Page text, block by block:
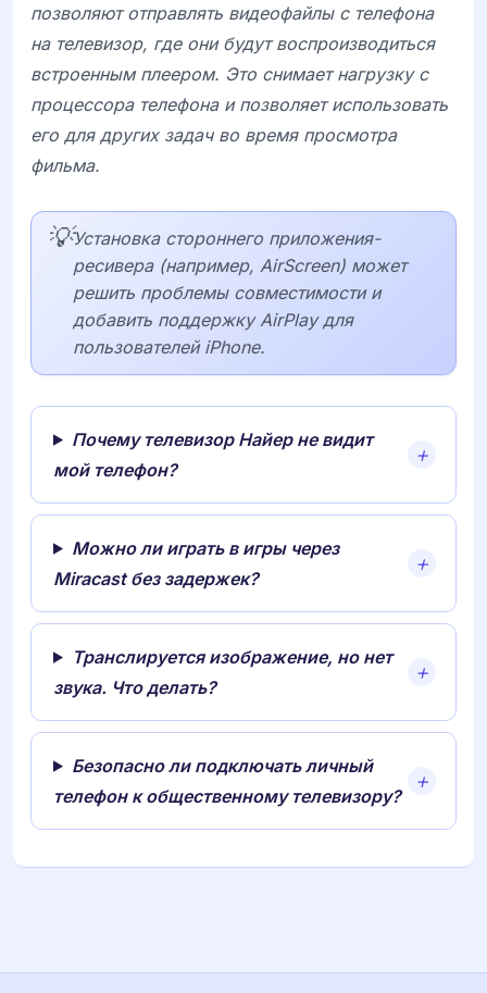
позволяют отправлять видеофайлы с телефона
на телевизор, где они будут воспроизводиться
встроенным плеером. Это снимает нагрузку с
процессора телефона и позволяет использовать
его для других задач во время просмотра
фильма.
💡Установка стороннего приложения-
ресивера (например, AirScreen) может
решить проблемы совместимости и
добавить поддержку AirPlay для
пользователей iPhone.
Почему телевизор Найер не видит
мой телефон?
Можно ли играть в игры через
Miracast без задержек?
Транслируется изображение, но нет
звука. Что делать?
Безопасно ли подключать личный
телефон к общественному телевизору?